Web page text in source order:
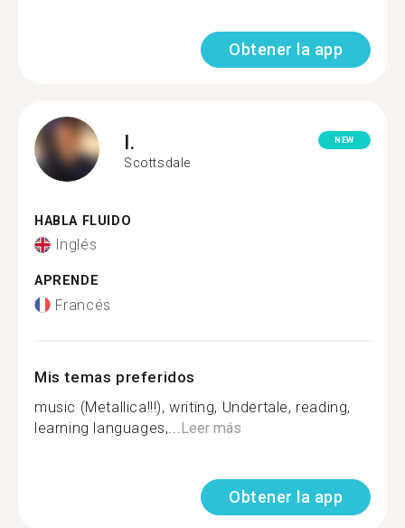
Obtener la app
I.
Scottsdale
NEW
HABLA FLUIDO
Inglés
APRENDE
Francés
Mis temas preferidos
music (Metallica!!!), writing, Undertale, reading,
learning languages,... Leer más
Obtener la app